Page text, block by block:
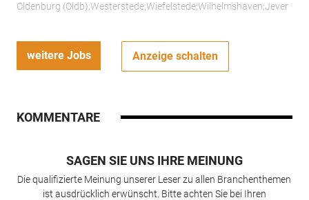
Oldenburg (Oldb);Westerstede;Wiefelstede;Wilhelmshaven;Jever
weitere Jobs Anzeige schalten
KOMMENTARE
SAGEN SIE UNS IHRE MEINUNG
Die qualifizierte Meinung unserer Leser zu allen Branchenthemen
ist ausdrücklich erwünscht. Bitte achten Sie bei Ihren